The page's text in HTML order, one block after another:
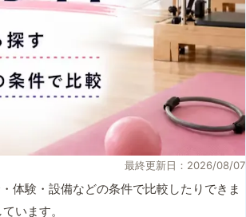
最終更新日：2026/08/07
体験・設備などの条件で比較したりできま
います。